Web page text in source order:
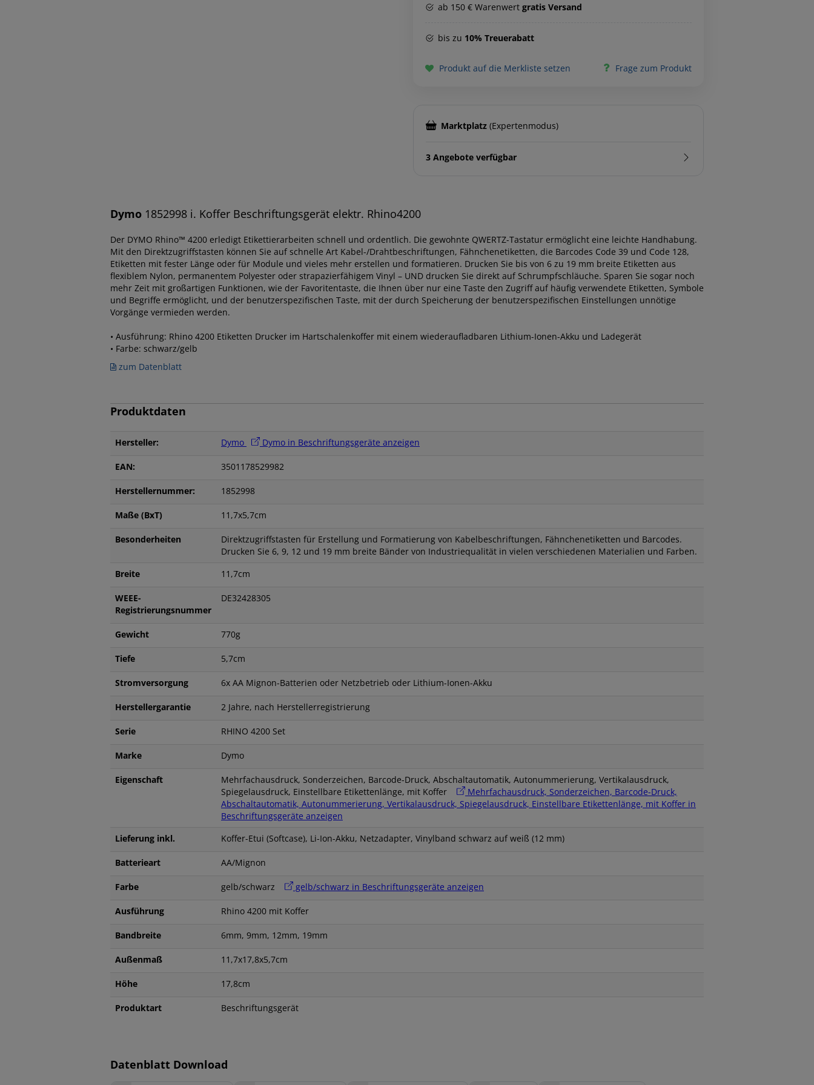
ab 150 € Warenwert gratis Versand
bis zu 10% Treuerabatt
Produkt auf die Merkliste setzen Frage zum Produkt
Marktplatz(Expertenmodus)
3 Angebote verfügbar
Dymo 1852998 i. Koffer Beschriftungsgerät elektr. Rhino4200
Der DYMO Rhino™ 4200 erledigt Etikettierarbeiten schnell und ordentlich. Die gewohnte QWERTZ-Tastatur ermöglicht eine leichte Handhabung.
Mit den Direktzugriffstasten können Sie auf schnelle Art Kabel-/Drahtbeschriftungen, Fähnchenetiketten, die Barcodes Code 39 und Code 128,
Etiketten mit fester Länge oder für Module und vieles mehr erstellen und formatieren. Drucken Sie bis von 6 zu 19 mm breite Etiketten aus
flexiblem Nylon, permanentem Polyester oder strapazierfähigem Vinyl – UND drucken Sie direkt auf Schrumpfschläuche. Sparen Sie sogar noch
mehr Zeit mit großartigen Funktionen, wie der Favoritentaste, die Ihnen über nur eine Taste den Zugriff auf häufig verwendete Etiketten, Symbole
und Begriffe ermöglicht, und der benutzerspezifischen Taste, mit der durch Speicherung der benutzerspezifischen Einstellungen unnötige
Vorgänge vermieden werden.
• Ausführung: Rhino 4200 Etiketten Drucker im Hartschalenkoffer mit einem wiederaufladbaren Lithium-Ionen-Akku und Ladegerät
• Farbe: schwarz/gelb
zum Datenblatt
Produktdaten
Hersteller: Dymo Dymo in Beschriftungsgeräte anzeigen
EAN: 3501178529982
Herstellernummer: 1852998
Maße (BxT) 11,7x5,7cm
Besonderheiten
Direktzugriffstasten für Erstellung und Formatierung von Kabelbeschriftungen, Fähnchenetiketten und Barcodes.
Drucken Sie 6, 9, 12 und 19 mm breite Bänder von Industriequalität in vielen verschiedenen Materialien und Farben.
Breite
11,7cm
WEEE-
Registrierungsnummer
DE32428305
Gewicht 770g
Tiefe 5,7cm
Stromversorgung 6x AA Mignon-Batterien oder Netzbetrieb oder Lithium-Ionen-Akku
Herstellergarantie 2 Jahre, nach Herstellerregistrierung
Serie RHINO 4200 Set
Marke Dymo
Eigenschaft
Mehrfachausdruck, Sonderzeichen, Barcode-Druck, Abschaltautomatik, Autonummerierung, Vertikalausdruck,
Spiegelausdruck, Einstellbare Etikettenlänge, mit Koffer
Mehrfachausdruck, Sonderzeichen, Barcode-Druck,
Abschaltautomatik, Autonummerierung, Vertikalausdruck, Spiegelausdruck, Einstellbare Etikettenlänge, mit Koffer in
Beschriftungsgeräte anzeigen
Lieferung inkl.
Koffer-Etui (Softcase), Li-Ion-Akku, Netzadapter, Vinylband schwarz auf weiß (12 mm)
Batterieart AA/Mignon
Farbe gelb/schwarz gelb/schwarz in Beschriftungsgeräte anzeigen
Ausführung Rhino 4200 mit Koffer
Bandbreite 6mm, 9mm, 12mm, 19mm
Außenmaß 11,7x17,8x5,7cm
Höhe 17,8cm
Produktart Beschriftungsgerät
Datenblatt Download